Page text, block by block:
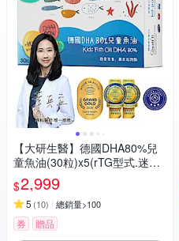
【大研生醫】德國DHA80%兒
童魚油(30粒)x5(rTG型式.迷你
好吞兒童孕婦皆適用)
$2,999
5 (10) 總銷量>100
券 贈品